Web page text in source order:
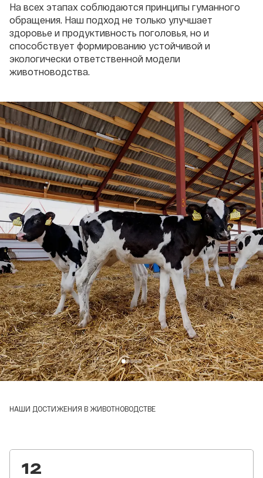
На всех этапах соблюдаются принципы гуманного
обращения. Наш подход не только улучшает
здоровье и продуктивность поголовья, но и
способствует формированию устойчивой и
экологически ответственной модели
животноводства.
НАШИ ДОСТИЖЕНИЯ В ЖИВОТНОВОДСТВЕ
15